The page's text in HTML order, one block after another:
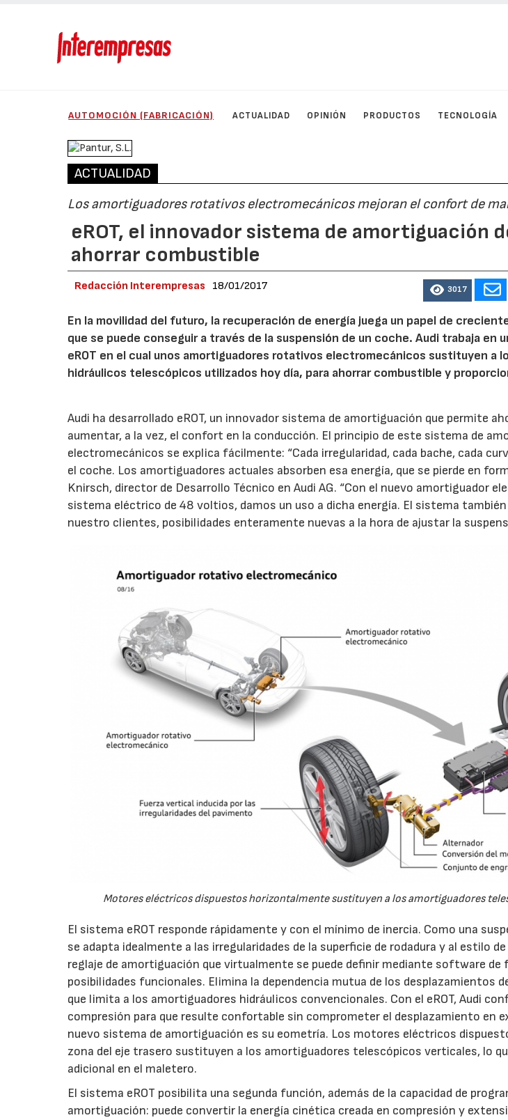
AUTOMOCIÓN (FABRICACIÓN) ACTUALIDAD OPINIÓN PRODUCTOS TECNOLOGÍA
ACTUALIDAD
Los amortiguadores rotativos electromecánicos mejoran el confort de
eROT, el innovador sistema de amortiguación
ahorrar combustible
Redacción Interempresas 18/01/2017 3017
En la movilidad del futuro, la recuperación de energía juega un papel de
que se puede conseguir a través de la suspensión de un coche. Audi trabaja en
eROT en el cual unos amortiguadores rotativos electromecánicos sustituyen a
hidráulicos telescópicos utilizados hoy día, para ahorrar combustible y
Audi ha desarrollado eROT, un innovador sistema de amortiguación que permite
aumentar, a la vez, el confort en la conducción. El principio de este sistema de
electromecánicos se explica fácilmente: “Cada irregularidad, cada bache, cada
el coche. Los amortiguadores actuales absorben esa energía, que se pierde en
Knirsch, director de Desarrollo Técnico en Audi AG. “Con el nuevo amortiguador
sistema eléctrico de 48 voltios, damos un uso a dicha energía. El sistema
nuestro clientes, posibilidades enteramente nuevas a la hora de ajustar la
Motores eléctricos dispuestos horizontalmente sustituyen a los amortiguadores
El sistema eROT responde rápidamente y con el mínimo de inercia. Como una
se adapta idealmente a las irregularidades de la superficie de rodadura y al estilo
reglaje de amortiguación que virtualmente se puede definir mediante software
posibilidades funcionales. Elimina la dependencia mutua de los desplazamientos
que limita a los amortiguadores hidráulicos convencionales. Con el eROT, Audi
compresión para que resulte confortable sin comprometer el desplazamiento en
nuevo sistema de amortiguación es su eometría. Los motores eléctricos
zona del eje trasero sustituyen a los amortiguadores telescópicos verticales, lo
adicional en el maletero.
El sistema eROT posibilita una segunda función, además de la capacidad de
amortiguación: puede convertir la energía cinética creada en compresión y